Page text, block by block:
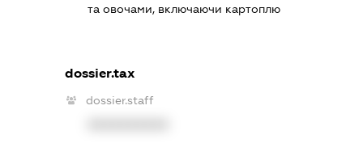
та овочами, включаючи картоплю
dossier.tax
dossier.staff